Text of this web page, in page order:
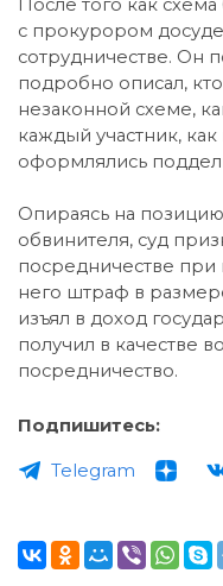
После того как
с прокурором
сотрудничестве. Он
подробно описал,
незаконной схеме,
каждый участник,
оформлялись
Опираясь на
обвинителя, суд
посредничестве при
него штраф в
изъял в доход
получил в качестве
посредничество.
Подпишитесь:
Telegram